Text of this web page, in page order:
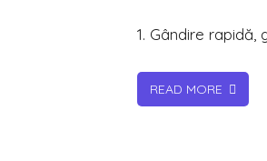
1. Gândire
READ MORE